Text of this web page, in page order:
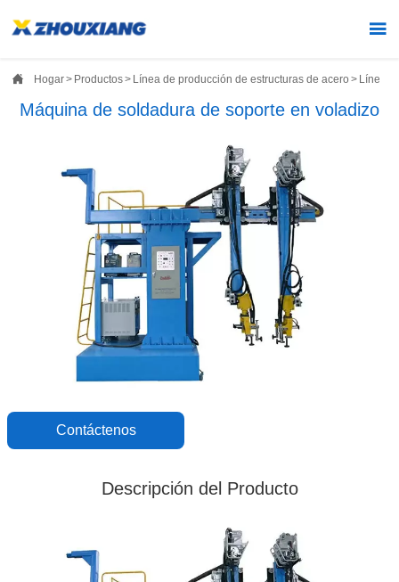

 Hogar> Productos> Línea de producción de estructuras de acero > Línea
Máquina de soldadura de soporte en voladizo
Contáctenos
Descripción del Producto